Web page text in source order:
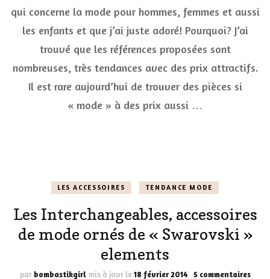
de
la
sur
internet
qui concerne la mode pour hommes, femmes et aussi
les enfants et que j’ai juste adoré! Pourquoi? J’ai
trouvé que les références proposées sont
nombreuses, très tendances avec des prix attractifs.
Il est rare aujourd’hui de trouver des pièces si
« mode » à des prix aussi …
LES ACCESSOIRES TENDANCE MODE
Les Interchangeables, accessoires
de mode ornés de « Swarovski »
elements
par bombastikgirl mis à jour le18 février 2014 5 commentairessur